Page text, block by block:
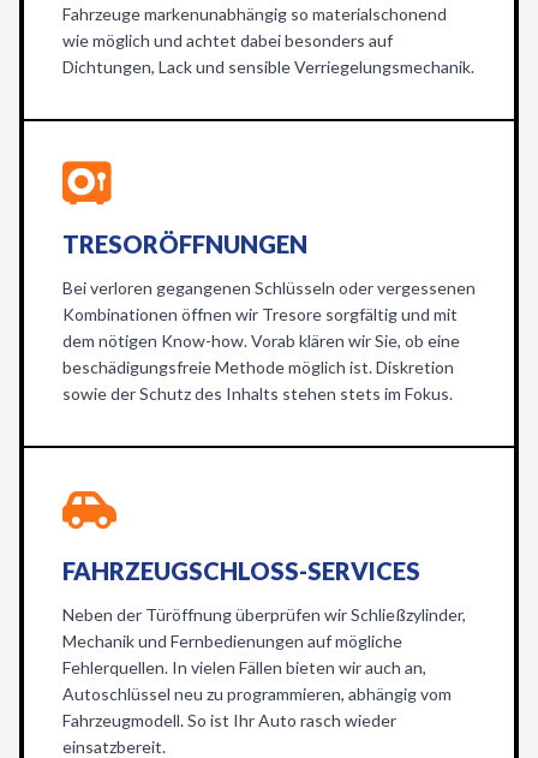
Fahrzeuge markenunabhängig so materialschonend
wie möglich und achtet dabei besonders auf
Dichtungen, Lack und sensible Verriegelungsmechanik.
TRESORÖFFNUNGEN
Bei verloren gegangenen Schlüsseln oder vergessenen
Kombinationen öffnen wir Tresore sorgfältig und mit
dem nötigen Know-how. Vorab klären wir Sie, ob eine
beschädigungsfreie Methode möglich ist. Diskretion
sowie der Schutz des Inhalts stehen stets im Fokus.
FAHRZEUGSCHLOSS-SERVICES
Neben der Türöffnung überprüfen wir Schließzylinder,
Mechanik und Fernbedienungen auf mögliche
Fehlerquellen. In vielen Fällen bieten wir auch an,
Autoschlüssel neu zu programmieren, abhängig vom
Fahrzeugmodell. So ist Ihr Auto rasch wieder
einsatzbereit.